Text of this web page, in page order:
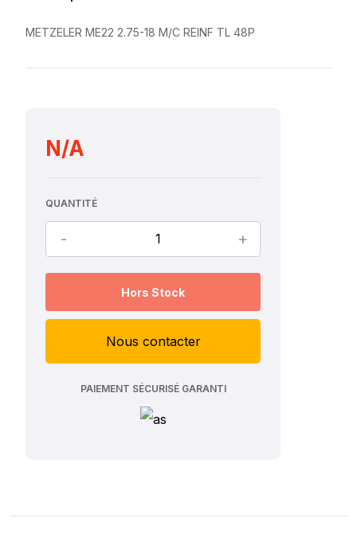
METZELER ME22 2.75-18 M/C REINF TL 48P
N/A
QUANTITÉ
- +
Hors Stock
Nous contacter
PAIEMENT SÉCURISÉ GARANTI